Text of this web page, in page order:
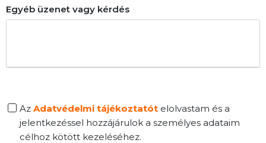
Egyéb üzenet vagy kérdés
Az Adatvédelmi tájékoztatót elolvastam és a
jelentkezéssel hozzájárulok a személyes adataim
célhoz kötött kezeléséhez.